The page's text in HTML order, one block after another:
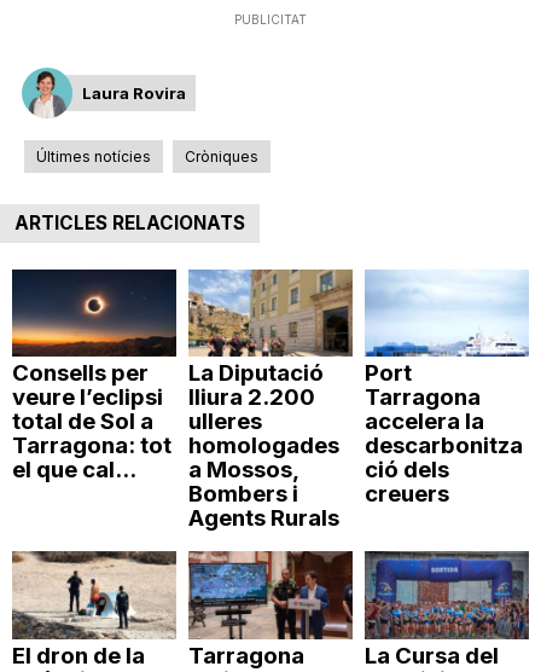
PUBLICITAT
Laura Rovira
Últimes notícies Cròniques
ARTICLES RELACIONATS
Consells per
veure l’eclipsi
total de Sol a
Tarragona: tot
el que cal...
La Diputació
lliura 2.200
ulleres
homologades
a Mossos,
Bombers i
Agents Rurals
Port
Tarragona
accelera la
descarbonitza
ció dels
creuers
El dron de la
Tarragona
La Cursa del